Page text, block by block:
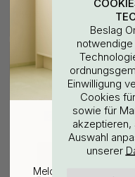
Beslag
Einwilligung
Cookies
sowie für
akzeptieren,
Auswahl
unserer
WOULD YOU
EU
25%
Melde dich für